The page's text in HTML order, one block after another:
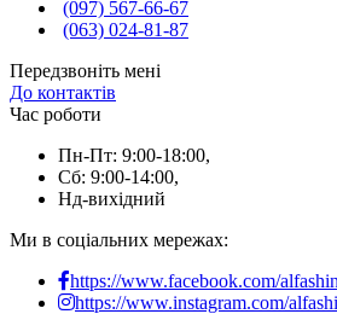
(097) 567-66-67
(063) 024-81-87
Передзвоніть мені
До контактів
Час роботи
Пн-Пт: 9:00-18:00,
Сб: 9:00-14:00,
Нд-вихідний
Ми в соціальних мережах:
https://www.facebook.com/
https://www.instagram.com/